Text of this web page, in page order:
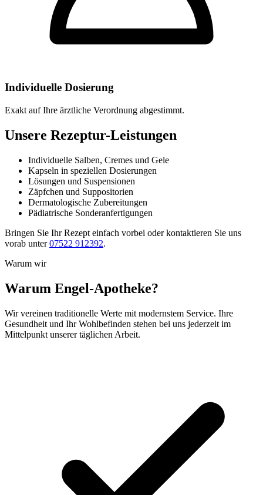
Individuelle Dosierung
Exakt auf Ihre ärztliche Verordnung abgestimmt.
Unsere Rezeptur-Leistungen
Individuelle Salben, Cremes und Gele
Kapseln in speziellen Dosierungen
Lösungen und Suspensionen
Zäpfchen und Suppositorien
Dermatologische Zubereitungen
Pädiatrische Sonderanfertigungen
Bringen Sie Ihr Rezept einfach vorbei oder kontaktieren Sie uns
vorab unter07522 912392.
Warum wir
Warum Engel-Apotheke?
Wir vereinen traditionelle Werte mit modernstem Service. Ihre
Gesundheit und Ihr Wohlbefinden stehen bei uns jederzeit im
Mittelpunkt unserer täglichen Arbeit.